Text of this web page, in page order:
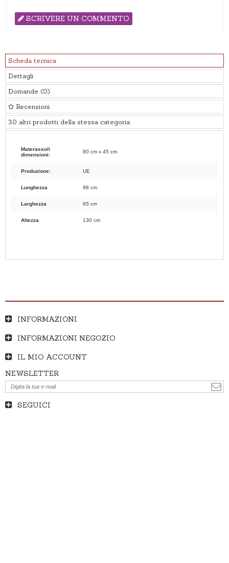
SCRIVERE UN COMMENTO
Scheda tecnica
Dettagli
Domande (0)
Recensioni
30 altri prodotti della stessa categoria:
Materasso/i
dimensioni:
80 cm x 45 cm
Produzione: UE
Lunghezza 98 cm
Larghezza 65 cm
Altezza 130 cm
INFORMAZIONI
INFORMAZIONI NEGOZIO
IL MIO ACCOUNT
NEWSLETTER
SEGUICI